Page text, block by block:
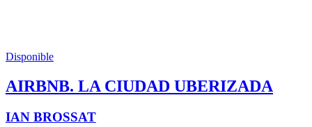
Disponible
AIRBNB. LA CIUDAD UBERIZADA
IAN BROSSAT